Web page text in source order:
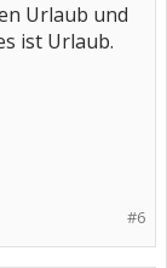
Urlaub und
ist Urlaub.
#6